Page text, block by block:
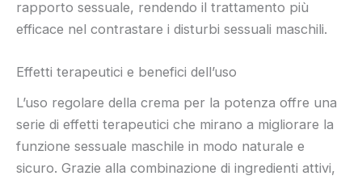
rapporto sessuale, rendendo il trattamento più
efficace nel contrastare i disturbi sessuali maschili.
Effetti terapeutici e benefici dell’uso
L’uso regolare della crema per la potenza offre una
serie di effetti terapeutici che mirano a migliorare la
funzione sessuale maschile in modo naturale e
sicuro. Grazie alla combinazione di ingredienti attivi,